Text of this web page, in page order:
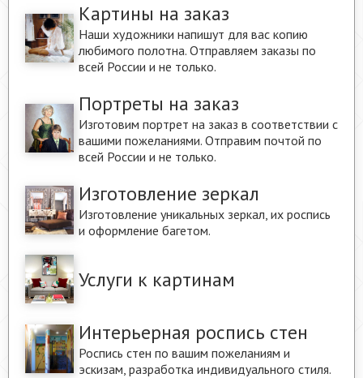
Картины на заказ
Наши художники напишут для вас копию
любимого полотна. Отправляем заказы по
всей России и не только.
Портреты на заказ
Изготовим портрет на заказ в соответствии с
вашими пожеланиями. Отправим почтой по
всей России и не только.
Изготовление зеркал
Изготовление уникальных зеркал, их роспись
и оформление багетом.
Услуги к картинам
Интерьерная роспись стен
Роспись стен по вашим пожеланиям и
эскизам, разработка индивидуального стиля.